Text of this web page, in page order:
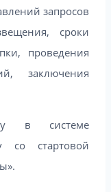
запросов
сроки
проведения
заключения
в системе
со стартовой